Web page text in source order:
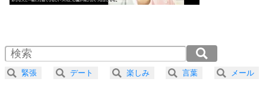
気楽に生きる30の方法
4 器の大きい人は、怒りを優しさで表現する。
プラス思考
2.0倍速 （204KB 51秒）
2.5倍速 （163KB 41秒）
3.0倍速 （136KB 34秒）
緊張 デート 楽しみ 言葉 メール